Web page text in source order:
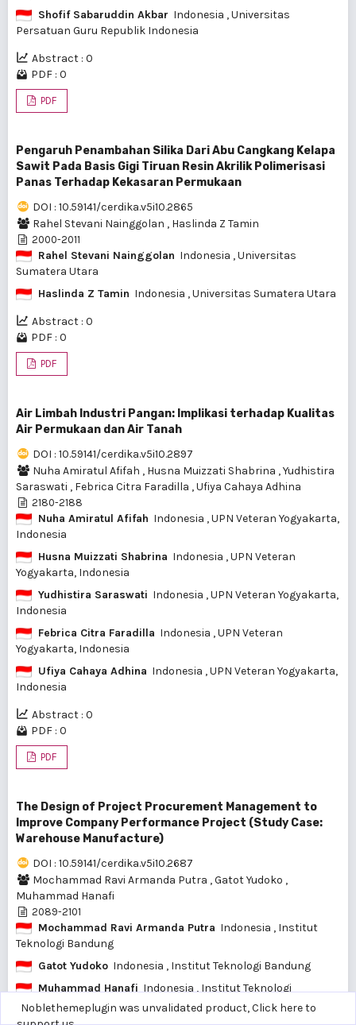
Shofif Sabaruddin Akbar Indonesia , Universitas
Persatuan Guru Republik Indonesia
Abstract : 0
PDF : 0
PDF
Pengaruh Penambahan Silika Dari Abu Cangkang Kelapa
Sawit Pada Basis Gigi Tiruan Resin Akrilik Polimerisasi
Panas Terhadap Kekasaran Permukaan
DOI : 10.59141/cerdika.v5i10.2865
Rahel Stevani Nainggolan , Haslinda Z Tamin
2000-2011
Rahel Stevani Nainggolan Indonesia , Universitas
Sumatera Utara
Haslinda Z Tamin Indonesia , Universitas Sumatera Utara
Abstract : 0
PDF : 0
PDF
Air Limbah Industri Pangan: Implikasi terhadap Kualitas
Air Permukaan dan Air Tanah
DOI : 10.59141/cerdika.v5i10.2897
Nuha Amiratul Afifah , Husna Muizzati Shabrina ,Yudhistira
Saraswati , Febrica Citra Faradilla ,Ufiya Cahaya Adhina
2180-2188
Nuha Amiratul Afifah Indonesia , UPN Veteran Yogyakarta,
Indonesia
Husna Muizzati Shabrina Indonesia , UPN Veteran
Yogyakarta, Indonesia
Yudhistira Saraswati Indonesia , UPN Veteran Yogyakarta,
Indonesia
Febrica Citra Faradilla Indonesia , UPN Veteran
Yogyakarta, Indonesia
Ufiya Cahaya Adhina Indonesia , UPN Veteran Yogyakarta,
Indonesia
Abstract : 0
PDF : 0
PDF
The Design of Project Procurement Management to
Improve Company Performance Project (Study Case:
Warehouse Manufacture)
DOI : 10.59141/cerdika.v5i10.2687
Mochammad Ravi Armanda Putra ,Gatot Yudoko ,
Muhammad Hanafi
2089-2101
Mochammad Ravi Armanda Putra Indonesia , Institut
Teknologi Bandung
Gatot Yudoko Indonesia , Institut Teknologi Bandung
Muhammad Hanafi Indonesia , Institut Teknologi
Bandung
Noblethemeplugin was unvalidated product,Click here to